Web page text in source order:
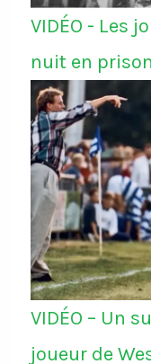
VIDÉO - Les
nuit en
VIDÉO – Un
joueur de